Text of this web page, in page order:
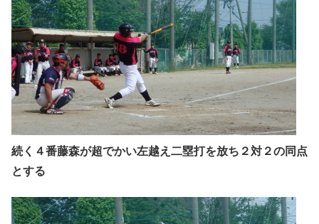
続く４番藤森が超でかい左越え二塁打を放ち２対２の同点
とする